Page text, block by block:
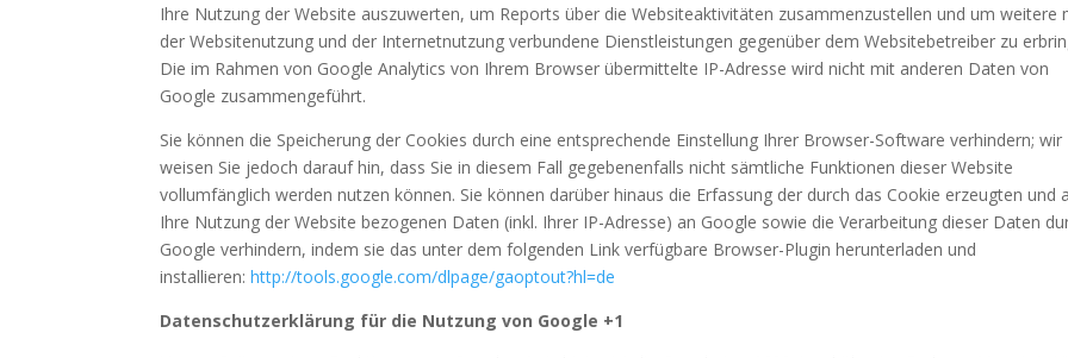
Ihre Nutzung der Website auszuwerten, um Reports über die Websiteaktivitäten zusammenzustellen und um weitere
der Websitenutzung und der Internetnutzung verbundene Dienstleistungen gegenüber dem Websitebetreiber zu
Die im Rahmen von Google Analytics von Ihrem Browser übermittelte IP-Adresse wird nicht mit anderen Daten von
Google zusammengeführt.
Sie können die Speicherung der Cookies durch eine entsprechende Einstellung Ihrer Browser-Software verhindern; wir
weisen Sie jedoch darauf hin, dass Sie in diesem Fall gegebenenfalls nicht sämtliche Funktionen dieser Website
vollumfänglich werden nutzen können. Sie können darüber hinaus die Erfassung der durch das Cookie erzeugten und
Ihre Nutzung der Website bezogenen Daten (inkl. Ihrer IP-Adresse) an Google sowie die Verarbeitung dieser Daten
Google verhindern, indem sie das unter dem folgenden Link verfügbare Browser-Plugin herunterladen und
installieren:http://tools.google.com/dlpage/gaoptout?hl=de
Datenschutzerklärung für die Nutzung von Google +1